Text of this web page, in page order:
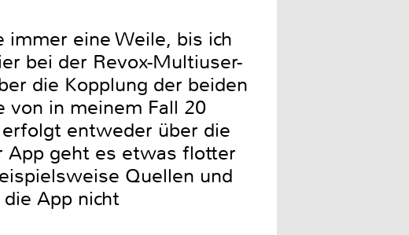
eine Weile, bis ich
bei der Revox-Multiuser-
die Kopplung der beiden
von in meinem Fall 20
entweder über die
App geht es etwas flotter
Quellen und
App nicht